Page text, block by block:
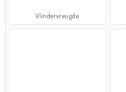
Vlindervreugde